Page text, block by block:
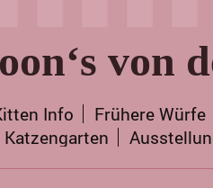
von
Info Frühere Würfe
Katzengarten